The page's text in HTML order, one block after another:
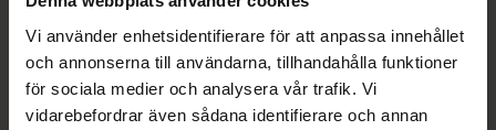
Vi använder enhetsidentifierare för att anpassa innehållet
och annonserna till användarna, tillhandahålla funktioner
för sociala medier och analysera vår trafik. Vi
vidarebefordrar även sådana identifierare och annan
Aktuella erbjudanden
Beskrivning Dölj